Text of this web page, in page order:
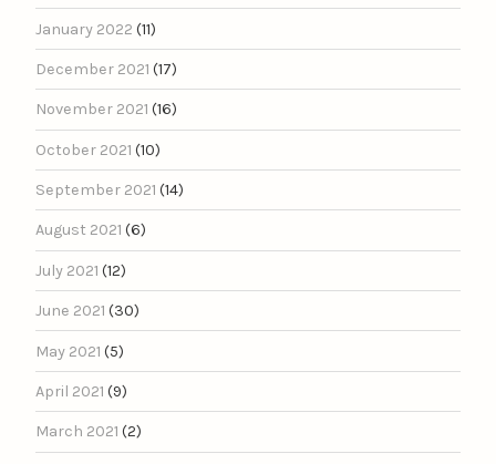
January 2022 (11)
December 2021 (17)
November 2021 (16)
October 2021 (10)
September 2021 (14)
August 2021 (6)
July 2021 (12)
June 2021 (30)
May 2021 (5)
April 2021 (9)
March 2021 (2)